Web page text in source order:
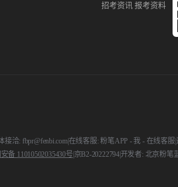
招考资讯 报考资料
接洽: fbpr@fenbi.com|在线客服: 粉笔APP - 我 - 在线客服
备 11010502035430号 京B2-20222794|开发者: 北京粉笔